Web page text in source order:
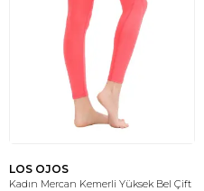
LOS OJOS
Kadın Mercan Kemerli Yüksek Bel Çift